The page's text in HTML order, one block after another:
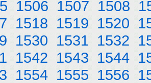
1506 1507 1508
1518 1519 1520
1530 1531 1532
1542 1543 1544
1554 1555 1556